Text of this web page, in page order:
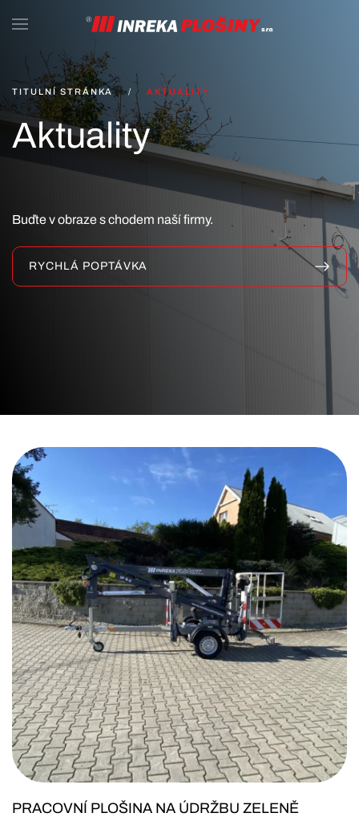
TITULNÍ STRÁNKA AKTUALITY
Aktuality
Buďte v obraze s chodem naší firmy.
RYCHLÁ POPTÁVKA
PRACOVNÍ PLOŠINA NA ÚDRŽBU ZELENĚ